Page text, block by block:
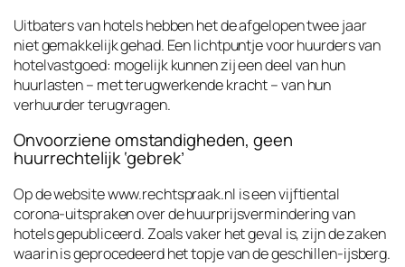
Uitbaters van hotels hebben het de afgelopen twee jaar
niet gemakkelijk gehad. Een lichtpuntje voor huurders van
hotelvastgoed: mogelijk kunnen zij een deel van hun
huurlasten – met terugwerkende kracht – van hun
verhuurder terugvragen.
Onvoorziene omstandigheden, geen
huurrechtelijk ‘gebrek’
Op de website www.rechtspraak.nl is een vijftiental
corona-uitspraken over de huurprijsvermindering van
hotels gepubliceerd. Zoals vaker het geval is, zijn de zaken
waarin is geprocedeerd het topje van de geschillen-ijsberg.